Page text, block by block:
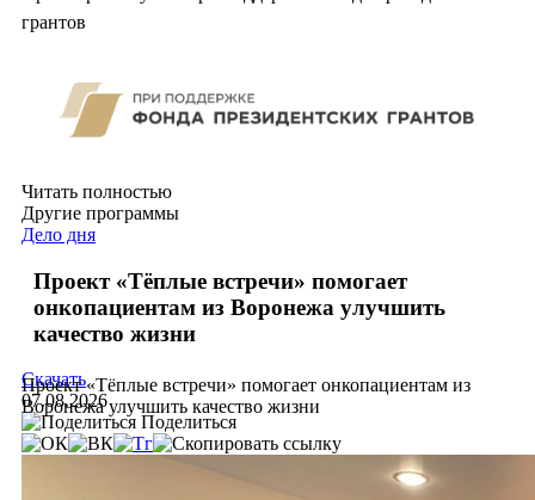
грантов
Читать полностью
Другие программы
Дело дня
Проект «Тёплые встречи» помогает
онкопациентам из Воронежа улучшить
качество жизни
Проект «Тёплые встречи» помогает онкопациентам из
Воронежа улучшить качество жизни
Скачать
07.08.2026
Поделиться